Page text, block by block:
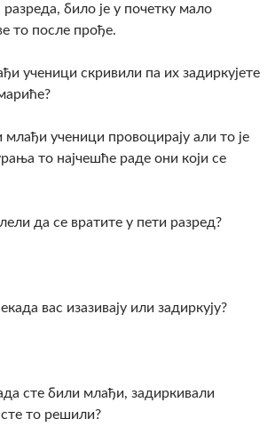
било је у почетку мало
то после прође.
ученици скривили па их задиркујете
ученици провоцирају али то је
то најчешће раде они који се
да се вратите у пети разред?
вас изазивају или задиркују?
сте били млађи, задиркивали
сте то решили?